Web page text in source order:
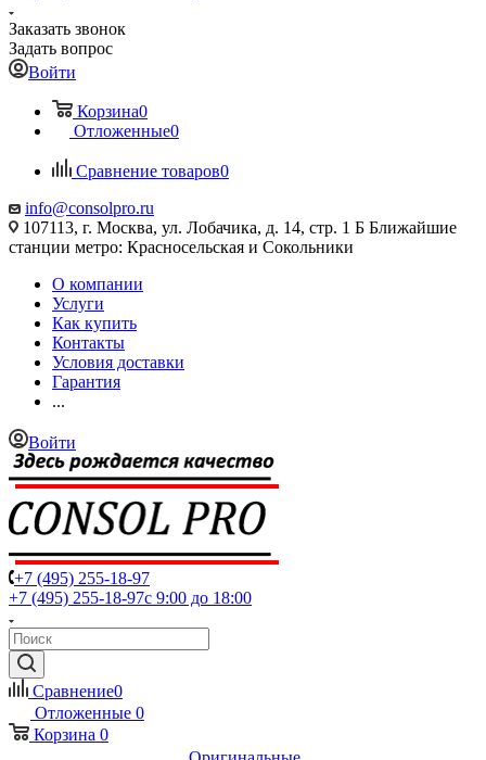
Заказать звонок
Задать вопрос
Войти
Корзина0
Отложенные0
Сравнение товаров0
info@consolpro.ru
107113, г. Москва, ул. Лобачика, д. 14, стр. 1 Б Ближайшие
станции метро: Красносельская и Сокольники
О компании
Услуги
Как купить
Контакты
Условия доставки
Гарантия
...
Войти
+7 (495) 255-18-97
+7 (495) 255-18-97с 9:00 до 18:00
Сравнение0
Отложенные 0
Корзина 0